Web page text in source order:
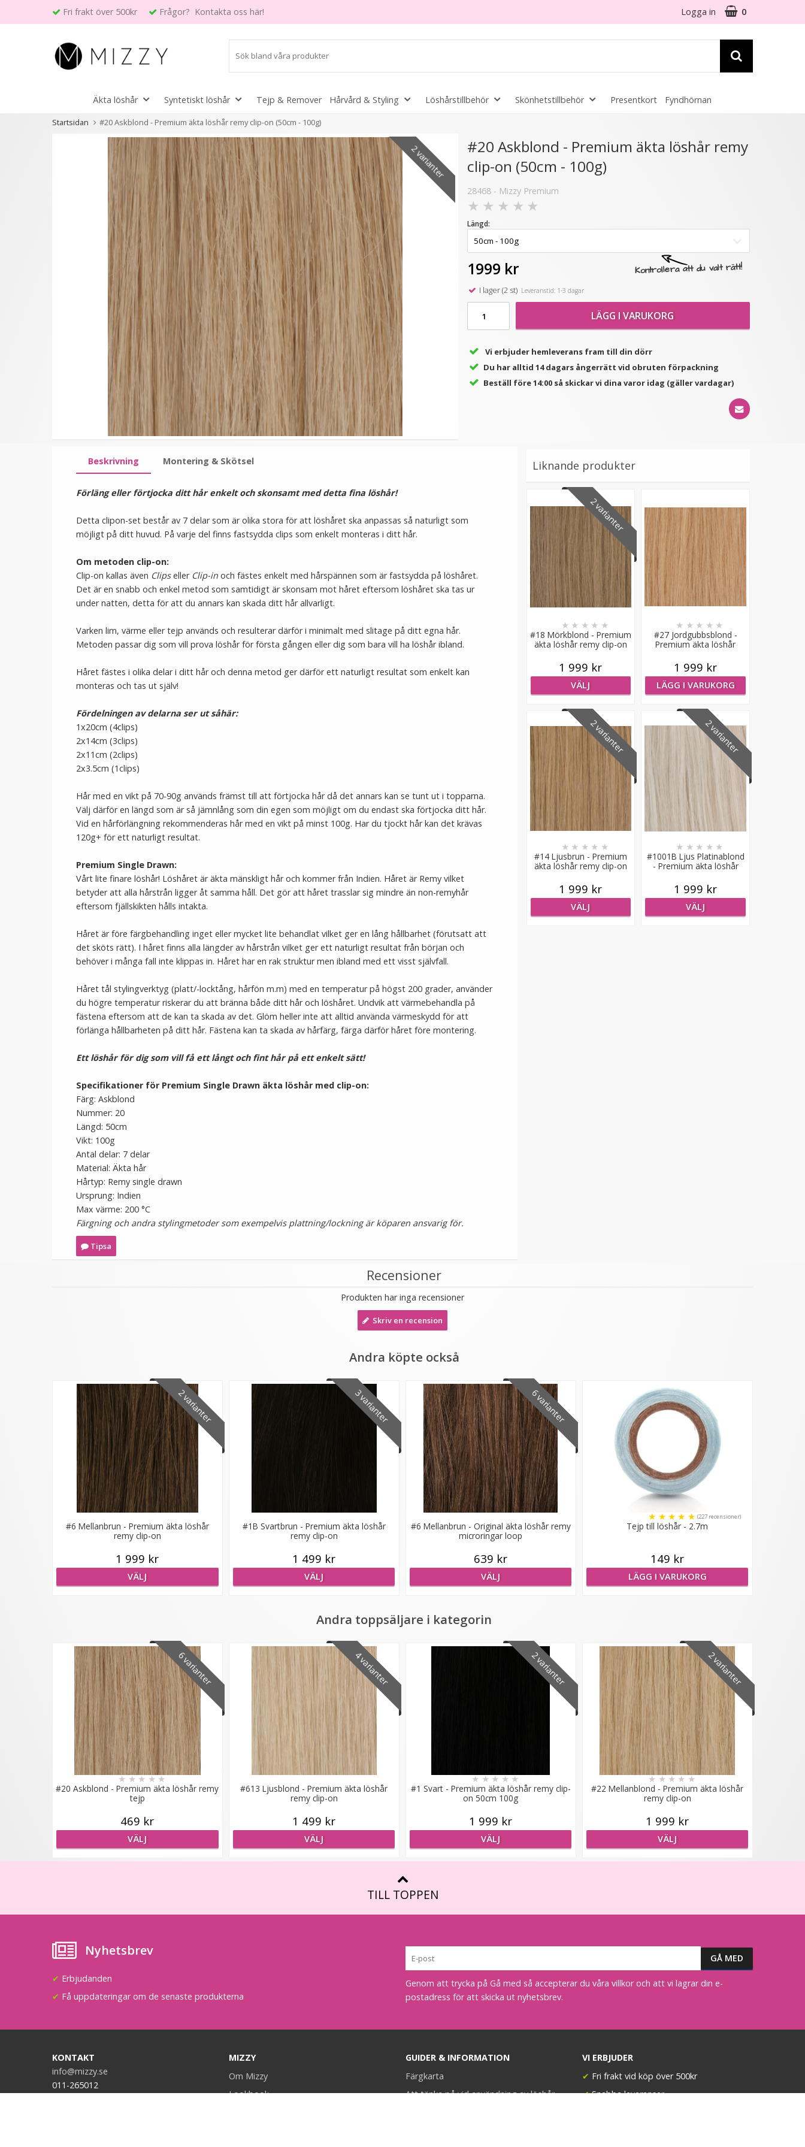
Fri frakt över 500kr Frågor? Kontakta oss här! Logga in 0
Äkta löshår Syntetiskt löshår Tejp & Remover Hårvård & Styling Löshårstillbehör Skönhetstillbehör Presentkort Fyndhörnan
Startsidan #20 Askblond - Premium äkta löshår remy clip-on (50cm - 100g)
Andra kunder köpte även
Microringar ca: 200st -
Svarta
99 kr
LÄGG I VARUKORG
- 50%
Hårband med kattöron Vit
★ ★ ★
(2
recensioner)
39 kr 79 kr
LÄGG I VARUKORG
- 50%
Hårband med kattöron Blå
★ ★ ★
39 kr 79 kr
LÄGG I VARUKORG
Löshårsförvaring med
galge / Hair Case
149 kr
LÄGG I VARUKORG
- 40%
Syntetiskt löshår rakt
Gloriatråd dip dye -
★ ★
119 kr 199 kr
LÄGG I VARUKORG
Scrunchie Vit
LÄGG I VARUKORG
2 varianter
#20 Askblond - Premium äkta löshår remy
clip-on (50cm - 100g)
28468 - Mizzy Premium
★ ★ ★ ★ ★
Kontrollera att du valt rätt!
Längd:
1999 kr
I lager (2 st)Leveranstid: 1-3 dagar
LÄGG I VARUKORG
Vi erbjuder hemleverans fram till din dörr
Du har alltid 14 dagars ångerrätt vid obruten förpackning
Beställ före 14:00 så skickar vi dina varor idag (gäller vardagar)
Beskrivning Montering & Skötsel
Förläng eller förtjocka ditt hår enkelt och skonsamt med detta fina löshår!
Detta clipon-set består av 7 delar som är olika stora för att löshåret ska anpassas så naturligt som
möjligt på ditt huvud. På varje del finns fastsydda clips som enkelt monteras i ditt hår.
Om metoden clip-on:
Clip-on kallas även Clipseller Clip-in och fästes enkelt med hårspännen som är fastsydda på löshåret.
Det är en snabb och enkel metod som samtidigt är skonsam mot håret eftersom löshåret ska tas ur
under natten, detta för att du annars kan skada ditt hår allvarligt.
Varken lim, värme eller tejp används och resulterar därför i minimalt med slitage på ditt egna hår.
Metoden passar dig som vill prova löshår för första gången eller dig som bara vill ha löshår ibland.
Håret fästes i olika delar i ditt hår och denna metod ger därför ett naturligt resultat som enkelt kan
monteras och tas ut själv!
Fördelningen av delarna ser ut såhär:
1x20cm (4clips)
2x14cm (3clips)
2x11cm (2clips)
2x3.5cm (1clips)
Hår med en vikt på 70-90g används främst till att förtjocka hår då det annars kan se tunt ut i topparna.
Välj därför en längd som är så jämnlång som din egen som möjligt om du endast ska förtjocka ditt hår.
Vid en hårförlängning rekommenderas hår med en vikt på minst 100g. Har du tjockt hår kan det krävas
120g+ för ett naturligt resultat.
Premium Single Drawn:
Vårt lite finare löshår! Löshåret är äkta mänskligt hår och kommer från Indien. Håret är Remy vilket
betyder att alla hårstrån ligger åt samma håll. Det gör att håret trasslar sig mindre än non-remyhår
eftersom fjällskikten hålls intakta.
Håret är före färgbehandling inget eller mycket lite behandlat vilket ger en lång hållbarhet (förutsatt att
det sköts rätt). I håret finns alla längder av hårstrån vilket ger ett naturligt resultat från början och
behöver i många fall inte klippas in. Håret har en rak struktur men ibland med ett visst självfall.
Håret tål stylingverktyg (platt/-locktång, hårfön m.m) med en temperatur på högst 200 grader, använder
du högre temperatur riskerar du att bränna både ditt hår och löshåret. Undvik att värmebehandla på
fästena eftersom att de kan ta skada av det. Glöm heller inte att alltid använda värmeskydd för att
förlänga hållbarheten på ditt hår. Fästena kan ta skada av hårfärg, färga därför håret före montering.
Ett löshår för dig som vill få ett långt och fint hår på ett enkelt sätt!
Specifikationer för Premium Single Drawn äkta löshår med clip-on:
Färg: Askblond
Nummer: 20
Längd: 50cm
Vikt: 100g
Antal delar: 7 delar
Material: Äkta hår
Hårtyp: Remy single drawn
Ursprung: Indien
Max värme: 200 °C
Färgning och andra stylingmetoder som exempelvis plattning/lockning är köparen ansvarig för.
Tipsa
Liknande produkter
2 varianter
#18 Mörkblond - Premium
äkta löshår remy clip-on
★ ★ ★ ★ ★
1 999 kr
VÄLJ
#27 Jordgubbsblond -
Premium äkta löshår
★ ★ ★ ★ ★
1 999 kr
LÄGG I VARUKORG
2 varianter
#14 Ljusbrun - Premium
äkta löshår remy clip-on
★ ★ ★ ★ ★
1 999 kr
VÄLJ
2 varianter
#1001B Ljus Platinablond
- Premium äkta löshår
★ ★ ★ ★ ★
1 999 kr
VÄLJ
Recensioner
Produkten har inga recensioner
Skriv en recension
Andra köpte också
2 varianter
#6 Mellanbrun - Premium äkta löshår
remy clip-on
1 999 kr
VÄLJ
3 varianter
#1B Svartbrun - Premium äkta löshår
remy clip-on
1 499 kr
VÄLJ
6 varianter
#6 Mellanbrun - Original äkta löshår remy
microringar loop
639 kr
VÄLJ
Tejp till löshår - 2.7m
★ ★ ★ ★ ★ (227 recensioner)
149 kr
LÄGG I VARUKORG
Andra toppsäljare i kategorin
6 varianter
#20 Askblond - Premium äkta löshår remy
tejp
★★★★★
469 kr
VÄLJ
4 varianter
#613 Ljusblond - Premium äkta löshår
remy clip-on
1 499 kr
VÄLJ
2 varianter
#1 Svart - Premium äkta löshår remy clip-
on 50cm 100g
★★★★★
1 999 kr
VÄLJ
2 varianter
#22 Mellanblond - Premium äkta löshår
remy clip-on
★★★★★
1 999 kr
VÄLJ
TILL TOPPEN
Nyhetsbrev
✔ Erbjudanden
✔ Få uppdateringar om de senaste produkterna
Genom att trycka på Gå med så accepterar du våra villkor och att vi lagrar din e-
postadress för att skicka ut nyhetsbrev.
KONTAKT
info@mizzy.se
011-265012
MIZZY
Om Mizzy
Lookbook
GUIDER & INFORMATION
Färgkarta
Att tänka på vid användning av löshår
VI ERBJUDER
✔ Fri frakt vid köp över 500kr
✔Snabba leveranser